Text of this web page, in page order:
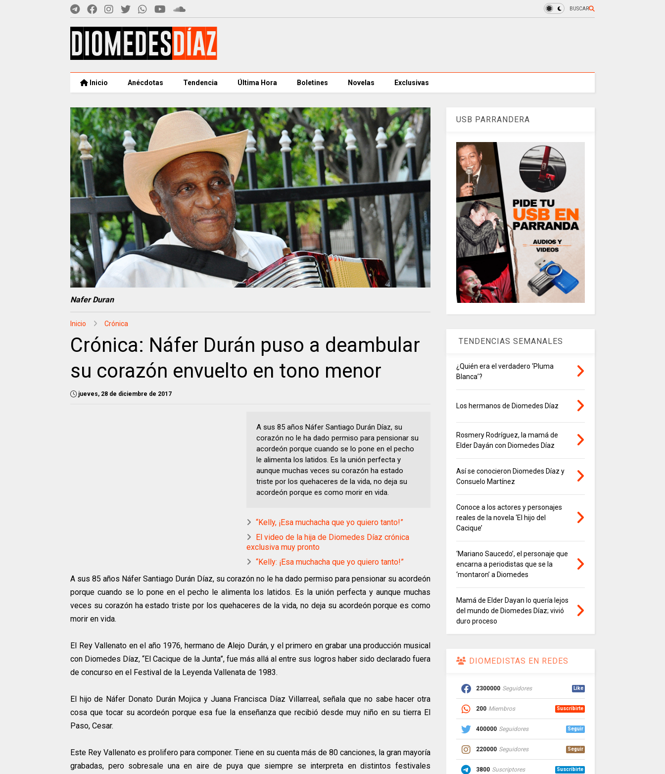
BUSCAR
Inicio Anécdotas Tendencia Última Hora Boletines Novelas Exclusivas
Nafer Duran
Inicio Crónica
Crónica: Náfer Durán puso a deambular
su corazón envuelto en tono menor
jueves, 28 de diciembre de 2017
A sus 85 años Náfer Santiago Durán Díaz, su
corazón no le ha dado permiso para pensionar su
acordeón porque cuando se lo pone en el pecho
le alimenta los latidos. Es la unión perfecta y
aunque muchas veces su corazón ha estado
triste por los quehaceres de la vida, no deja su
acordeón porque es como morir en vida.
“Kelly, ¡Esa muchacha que yo quiero tanto!”
El video de la hija de Diomedes Díaz crónica
exclusiva muy pronto
“Kelly: ¡Esa muchacha que yo quiero tanto!”
A sus 85 años Náfer Santiago Durán Díaz, su corazón no le ha dado permiso para pensionar su acordeón
porque cuando se lo pone en el pecho le alimenta los latidos. Es la unión perfecta y aunque muchas
veces su corazón ha estado triste por los quehaceres de la vida, no deja su acordeón porque es como
morir en vida.
El Rey Vallenato en el año 1976, hermano de Alejo Durán, y el primero en grabar una producción musical
con Diomedes Díaz, “El Cacique de la Junta”, fue más allá al entre sus logros haber sido declarado fuera
de concurso en el Festival de la Leyenda Vallenata de 1983.
El hijo de Náfer Donato Durán Mojica y Juana Francisca Díaz Villarreal, señala que no sabe hacer otra
cosa que tocar su acordeón porque esa fue la enseñanza que recibió desde muy niño en su tierra El
Paso, Cesar.
Este Rey Vallenato es prolifero para componer. Tiene en su cuenta más de 80 canciones, la gran mayoría
grabadas, pero sobresale una en aire de puya que siempre se interpreta en distintos festivales
USB PARRANDERA
TENDENCIAS SEMANALES
¿Quién era el verdadero ‘Pluma
Blanca’?
Los hermanos de Diomedes Díaz
Rosmery Rodríguez, la mamá de
Elder Dayán con Diomedes Díaz
Así se conocieron Diomedes Díaz y
Consuelo Martínez
Conoce a los actores y personajes
reales de la novela ‘El hijo del
Cacique’
‘Mariano Saucedo’, el personaje que
encarna a periodistas que se la
‘montaron’ a Diomedes
Mamá de Elder Dayan lo quería lejos
del mundo de Diomedes Díaz; vivió
duro proceso
DIOMEDISTAS EN REDES
2300000 Seguidores Like
200 Miembros Suscribirte
400000 Seguidores Seguir
220000 Seguidores Seguir
3800 Suscriptores Suscribirte